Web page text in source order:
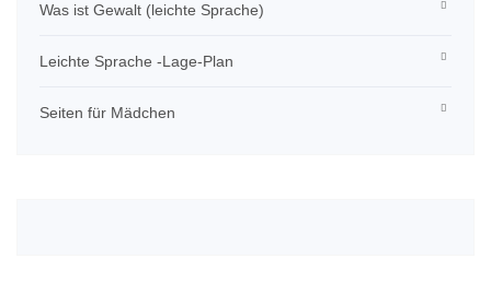
Was ist Gewalt (leichte Sprache)
Leichte Sprache -Lage-Plan
Seiten für Mädchen